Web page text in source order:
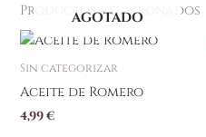
Productos relacionados
AGOTADO
Sin categorizar
Aceite de Romero
4,99€